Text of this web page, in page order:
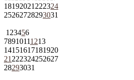
18192021 222324
25262728293031
1 23456
78910111213
14151617181920
21 222324252627
28293031